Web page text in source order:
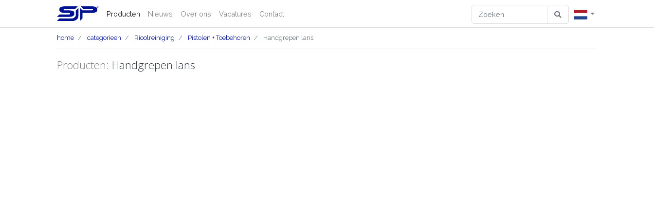
Producten Nieuws Over ons Vacatures Contact
home categorieen Rioolreiniging Pistolen + Toebehoren Handgrepen lans
Producten: Handgrepen lans